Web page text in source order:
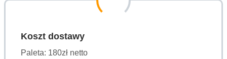
Koszt dostawy
Paleta: 180zł netto